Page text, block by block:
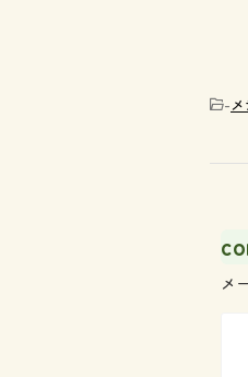
-
メ